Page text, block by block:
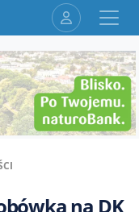
na DK